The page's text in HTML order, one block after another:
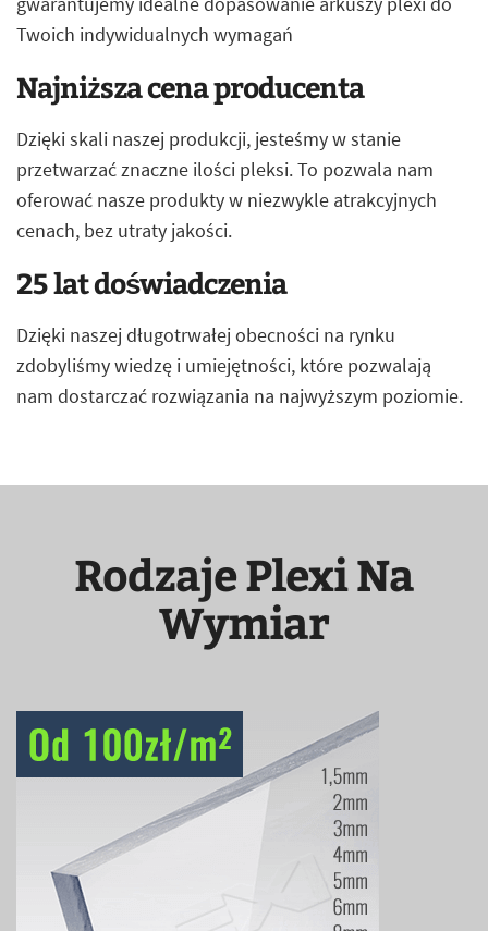
Twoich indywidualnych wymagań
Najniższa cena producenta
Dzięki skali naszej produkcji, jesteśmy w stanie
przetwarzać znaczne ilości pleksi. To pozwala nam
oferować nasze produkty w niezwykle atrakcyjnych
cenach, bez utraty jakości.
25 lat doświadczenia
Dzięki naszej długotrwałej obecności na rynku
zdobyliśmy wiedzę i umiejętności, które pozwalają
nam dostarczać rozwiązania na najwyższym poziomie.
Rodzaje Plexi Na
Wymiar